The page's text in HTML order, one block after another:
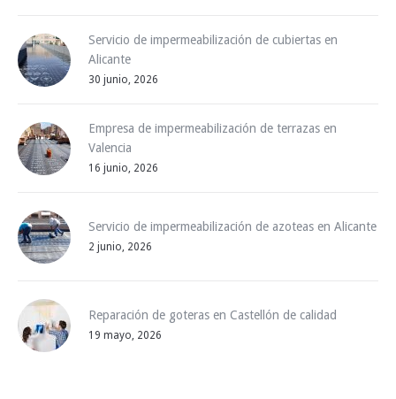
Servicio de impermeabilización de cubiertas en
Alicante
30 junio, 2026
Empresa de impermeabilización de terrazas en
Valencia
16 junio, 2026
Servicio de impermeabilización de azoteas en Alicante
2 junio, 2026
Reparación de goteras en Castellón de calidad
19 mayo, 2026